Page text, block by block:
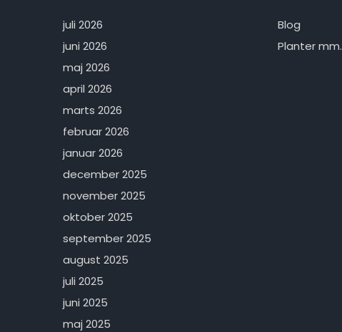
juli 2026
juni 2026
maj 2026
april 2026
marts 2026
februar 2026
januar 2026
december 2025
november 2025
oktober 2025
september 2025
august 2025
juli 2025
juni 2025
maj 2025
Blog
Planter mm.